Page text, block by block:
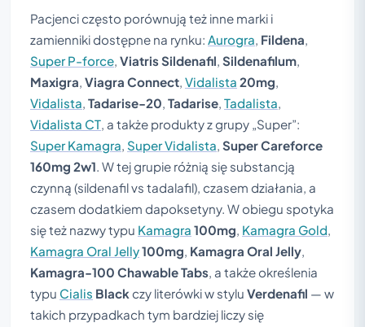
Pacjenci często porównują też inne marki i
zamienniki dostępne na rynku: Aurogra, Fildena,
Super P-force, Viatris Sildenafil, Sildenafilum,
Maxigra, Viagra Connect, Vidalista 20mg,
Vidalista, Tadarise-20, Tadarise, Tadalista,
Vidalista CT, a także produkty z grupy „Super”:
Super Kamagra, Super Vidalista, Super Careforce
160mg 2w1. W tej grupie różnią się substancją
czynną (sildenafil vs tadalafil), czasem działania, a
czasem dodatkiem dapoksetyny. W obiegu spotyka
się też nazwy typu Kamagra 100mg, Kamagra Gold,
Kamagra Oral Jelly100mg, Kamagra Oral Jelly,
Kamagra-100 Chawable Tabs, a także określenia
typu Cialis Black czy literówki w stylu Verdenafil — w
takich przypadkach tym bardziej liczy się